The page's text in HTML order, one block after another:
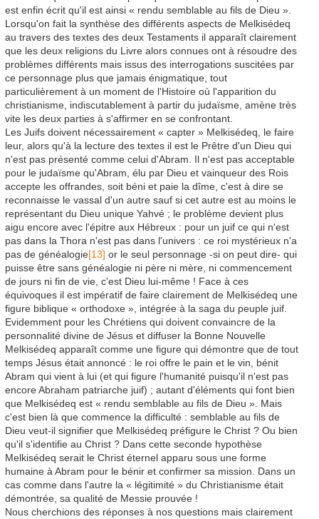
est enfin écrit qu'il est ainsi « rendu semblable au fils de Dieu ».
Lorsqu'on fait la synthèse des différents aspects de Melkisédeq
au travers des textes des deux Testaments il apparaît clairement
que les deux religions du Livre alors connues ont à résoudre des
problèmes différents mais issus des interrogations suscitées par
ce personnage plus que jamais énigmatique, tout
particulièrement à un moment de l'Histoire où l'apparition du
christianisme, indiscutablement à partir du judaïsme, amène très
vite les deux parties à s'affirmer en se confrontant.
Les Juifs doivent nécessairement « capter » Melkisédeq, le faire
leur, alors qu'à la lecture des textes il est le Prêtre d'un Dieu qui
n'est pas présenté comme celui d'Abram. Il n'est pas acceptable
pour le judaïsme qu'Abram, élu par Dieu et vainqueur des Rois
accepte les offrandes, soit béni et paie la dîme, c'est à dire se
reconnaisse le vassal d'un autre sauf si cet autre est au moins le
représentant du Dieu unique Yahvé ; le problème devient plus
aigu encore avec l'épitre aux Hébreux : pour un juif ce qui n'est
pas dans la Thora n'est pas dans l'univers : ce roi mystérieux n'a
pas de généalogie[13] or le seul personnage -si on peut dire- qui
puisse être sans généalogie ni père ni mère, ni commencement
de jours ni fin de vie, c'est Dieu lui-même ! Face à ces
équivoques il est impératif de faire clairement de Melkisédeq une
figure biblique « orthodoxe », intégrée à la saga du peuple juif.
Evidemment pour les Chrétiens qui doivent convaincre de la
personnalité divine de Jésus et diffuser la Bonne Nouvelle
Melkisédeq apparaît comme une figure qui démontre que de tout
temps Jésus était annoncé : le roi offre le pain et le vin, bénit
Abram qui vient à lui (et qui figure l'humanité puisqu'il n'est pas
encore Abraham patriarche juif) ; autant d'éléments qui font bien
que Melkisédeq est « rendu semblable au fils de Dieu ». Mais
c'est bien là que commence la difficulté : semblable au fils de
Dieu veut-il signifier que Melkisédeq préfigure le Christ ? Ou bien
qu'il s'identifie au Christ ? Dans cette seconde hypothèse
Melkisédeq serait le Christ éternel apparu sous une forme
humaine à Abram pour le bénir et confirmer sa mission. Dans un
cas comme dans l'autre la « légitimité » du Christianisme était
démontrée, sa qualité de Messie prouvée !
Nous cherchions des réponses à nos questions mais clairement